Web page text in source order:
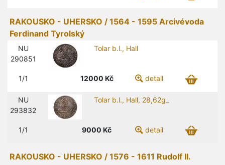
RAKOUSKO - UHERSKO / 1564 - 1595 Arcivévoda
Ferdinand Tyrolský
NU
290851
Tolar b.l., Hall
1/1 12000 Kč detail
NU
293832
Tolar b.l., Hall, 28,62g_
1/1 9000 Kč detail
RAKOUSKO - UHERSKO / 1576 - 1611 Rudolf II.